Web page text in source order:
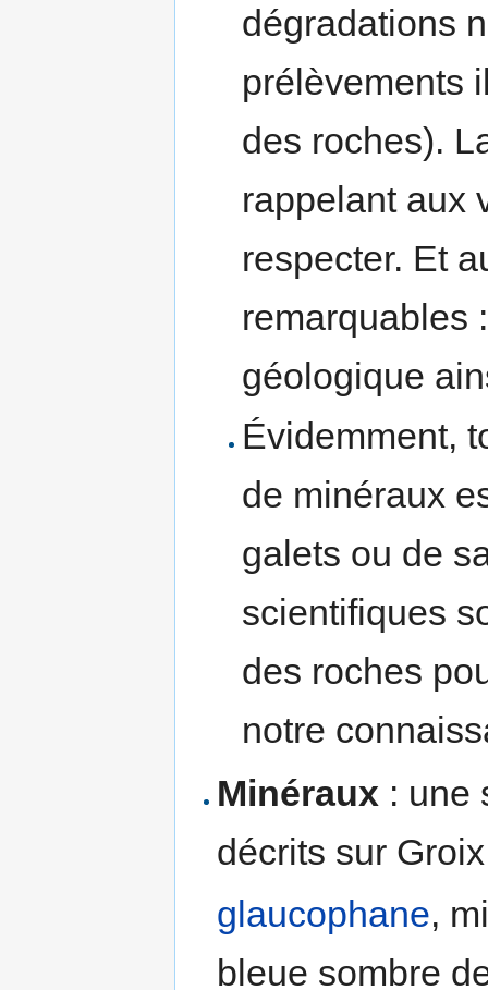
dégradations
prélèvements
des roches).
rappelant aux
respecter. Et
remarquables
géologique
Évidemment,
de minéraux
galets ou de
scientifiques
des roches
notre
Minéraux : une
décrits sur Groix
glaucophane,
bleue sombre